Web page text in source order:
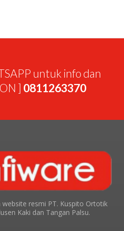
untuk info dan
] 0811263370
resmi PT. Kuspito Ortotik
Kaki dan Tangan Palsu.